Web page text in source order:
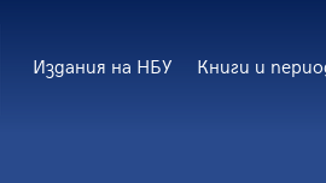
Издания на НБУ Книги и